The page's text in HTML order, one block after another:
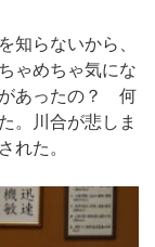
知らないから、
ゃめちゃ気にな
があったの？ 何
。川合が悲しま
れた。